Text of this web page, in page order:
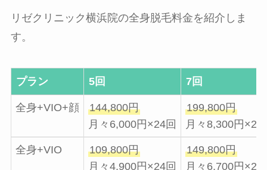
リゼクリニック横浜院の全身脱毛料金を紹介しま
す。
プラン 5回 7回
全身+VIO+顔
144,800円
月々6,000円×24回
199,800円
月々8,300円×24
全身+VIO
109,800円
月々4,900円×24回
149,800円
月々6,700円×24